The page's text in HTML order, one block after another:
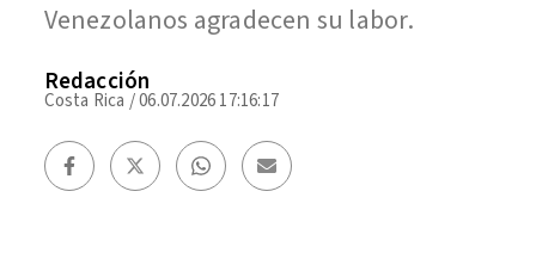
Venezolanos agradecen su labor.
Redacción
Costa Rica /06.07.2026 17:16:17